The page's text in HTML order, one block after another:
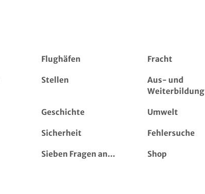
Flughäfen Fracht
Stellen
Aus- und
Weiterbildung
Geschichte Umwelt
Sicherheit Fehlersuche
Sieben Fragen an... Shop